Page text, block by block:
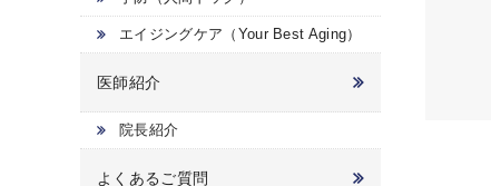
エイジングケア（Your Best Aging）
医師紹介
院長紹介
よくあるご質問